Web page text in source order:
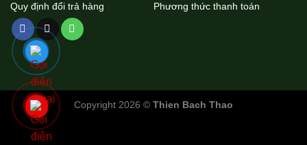
Quy định đổi trả hàng
Phương thức thanh toán
Copyright 2026 © Thien Bach Thao